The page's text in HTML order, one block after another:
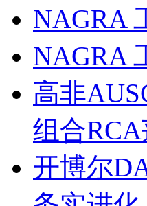
NAGRA
NAGRA
高非
组合
开博尔